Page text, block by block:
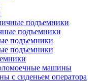
подъемники
подъемники
подъемники
машины